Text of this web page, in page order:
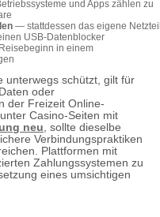
und Apps zählen zu
— stattdessen das eigene
USB-Datenblocker
in einem
unterwegs schützt, gilt für
oder
der Freizeit Online-
Casino-Seiten mit
neu , sollte dieselbe
Verbindungspraktiken
Plattformen mit
Zahlungssystemen zu
eines umsichtigen